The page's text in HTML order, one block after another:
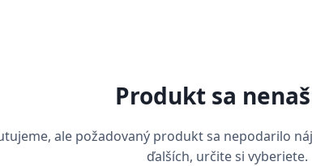
Produkt sa
ale požadovaný produkt sa nepodarilo
ďalších, určite si vyberiete.